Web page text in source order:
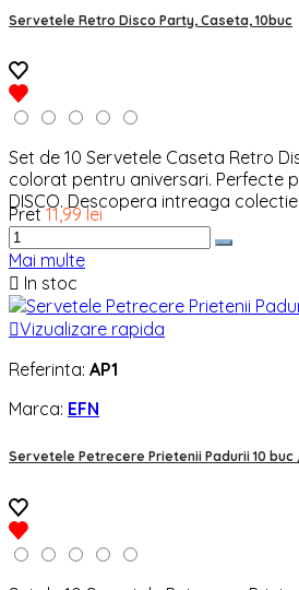
Servetele Retro Disco Party, Caseta, 10buc
Set de 10 Servetele Caseta Retro
colorat pentru aniversari. Perfecte
DISCO. Descopera intreaga
Pret 11,99 lei
Mai multe
 In stoc
Vizualizare rapida
Referinta: AP1
Marca: EFN
Servetele Petrecere Prietenii Padurii 10